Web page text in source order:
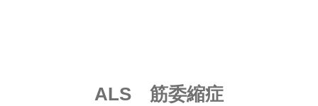
ALS 筋委縮症